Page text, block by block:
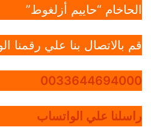
الحاخام “حاييم أزلغوط”
قم بالاتصال بنا علي رقمنا
0033644694000
راسلنا علي الواتساب